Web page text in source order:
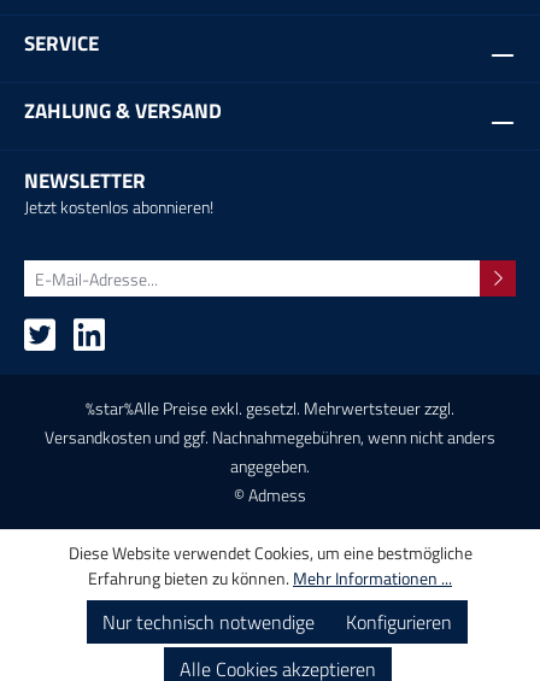
SERVICE
ZAHLUNG & VERSAND
NEWSLETTER
Jetzt kostenlos abonnieren!
%star%Alle Preise exkl. gesetzl. Mehrwertsteuer zzgl.
Versandkostenund ggf. Nachnahmegebühren, wenn nicht anders
angegeben.
© Admess
Diese Website verwendet Cookies, um eine bestmögliche
Erfahrung bieten zu können. Mehr Informationen ...
Nur technisch notwendige
Konfigurieren
Alle Cookies akzeptieren